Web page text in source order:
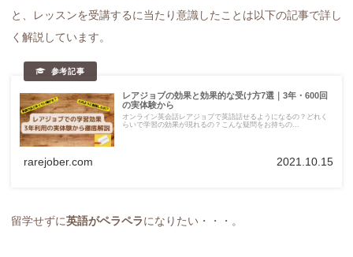
と、レッスンを受講するに当たり意識したことは以下の記事で詳し
く解説しています。
レアジョブの効果と効果的な受け方7選｜3年・600回
の実体験から
オンライン英会話レアジョブで英語話せるようになるの？どれく
らいで学習の効果が現れるの？こんな疑問をお持ちの...
rarejober.com 2021.10.15
留学せずに英語がペラペラになりたい・・・。